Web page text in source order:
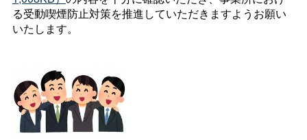
る受動喫煙防止対策を推進していただきますようお願い
いたします。